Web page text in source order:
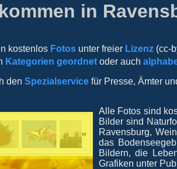
in
kostenlos Fotosunter freier Lizenz(cc-
Kategorien geordnetoder auch
den Spezialservicefür Presse, Ämter
Alle Fotos sind
Bilder sind
Ravensburg,
das
Bildern, die
Grafiken unter